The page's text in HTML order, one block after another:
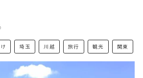
埼玉 川越 旅行 観光 関東